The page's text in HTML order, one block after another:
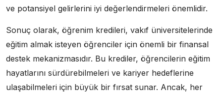
ve potansiyel gelirlerini iyi değerlendirmeleri önemlidir.
Sonuç olarak, öğrenim kredileri, vakıf üniversitelerinde
eğitim almak isteyen öğrenciler için önemli bir finansal
destek mekanizmasıdır. Bu krediler, öğrencilerin eğitim
hayatlarını sürdürebilmeleri ve kariyer hedeflerine
ulaşabilmeleri için büyük bir fırsat sunar. Ancak, her